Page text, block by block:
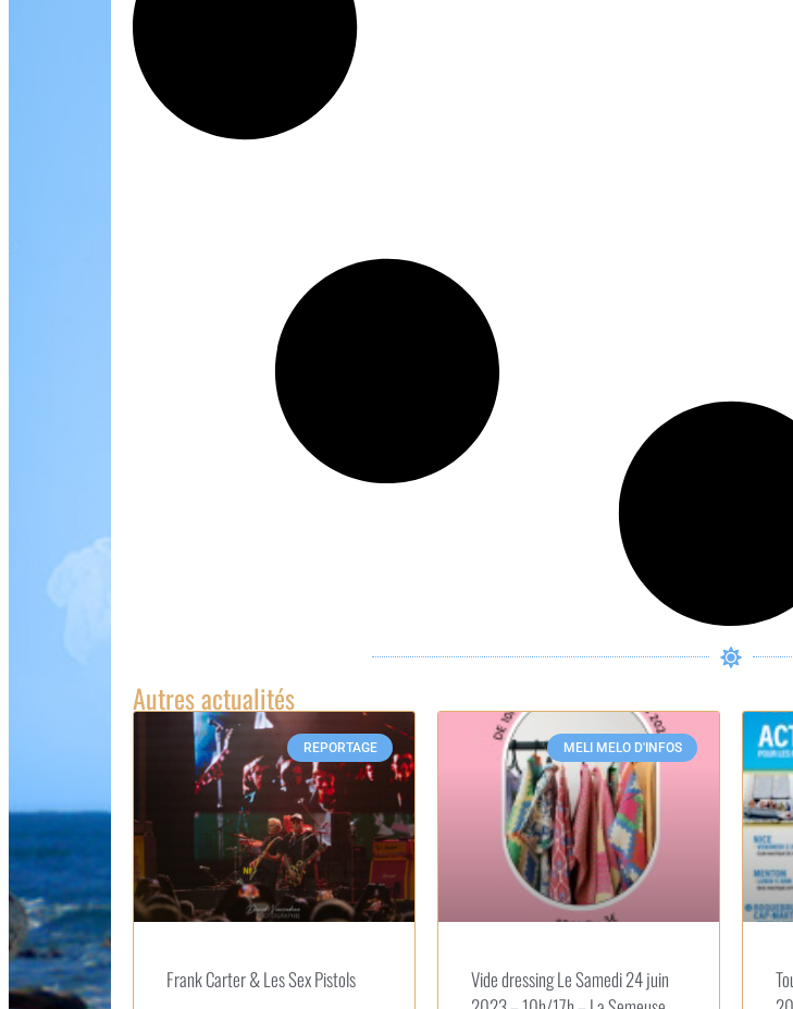
Autres actualités
REPORTAGE
Frank Carter & Les Sex Pistols
MELI MELO D'INFOS
Vide dressing Le Samedi 24 juin